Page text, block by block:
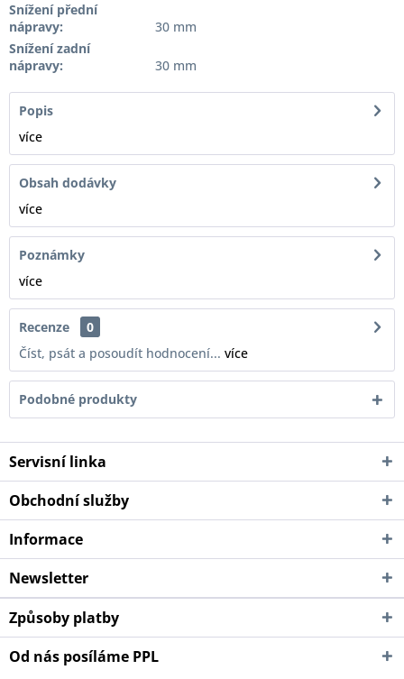
Snížení přední
nápravy:
30 mm
Snížení zadní
nápravy:
30 mm
Popis
více
Obsah dodávky
více
Poznámky
více
Recenze
0
Číst, psát a posoudít hodnocení... více
Podobné produkty
Servisní linka
Obchodní služby
Informace
Newsletter
Způsoby platby
Od nás posíláme PPL